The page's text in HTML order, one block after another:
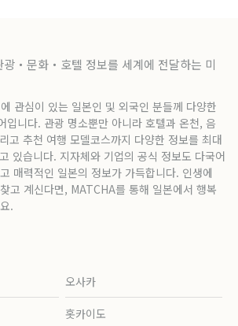
・문화・호텔 정보를 세계에 전달하는 미
관심이 있는 일본인 및 외국인 분들께 다양한
입니다. 관광 명소뿐만 아니라 호텔과 온천, 음
고 추천 여행 모델코스까지 다양한 정보를 최대
있습니다. 지자체와 기업의 공식 정보도 다국어
매력적인 일본의 정보가 가득합니다. 인생에
고 계신다면, MATCHA를 통해 일본에서 행복
.
오사카
홋카이도